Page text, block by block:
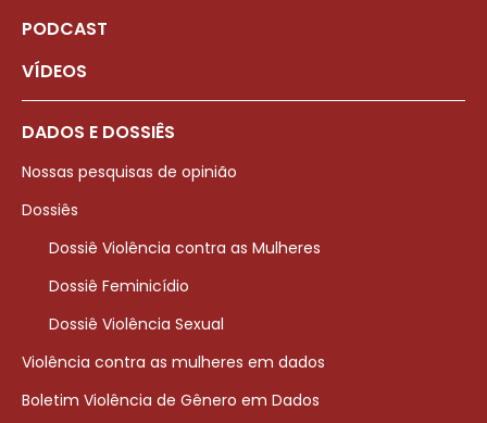
PODCAST
VÍDEOS
DADOS E DOSSIÊS
Nossas pesquisas de opinião
Dossiês
Dossiê Violência contra as Mulheres
Dossiê Feminicídio
Dossiê Violência Sexual
Violência contra as mulheres em dados
Boletim Violência de Gênero em Dados